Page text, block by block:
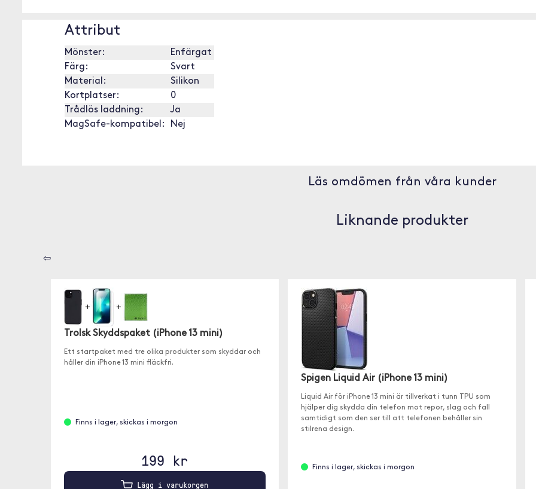
Attribut
Mönster:
Enfärgat
Färg:
Svart
Material:
Silikon
Kortplatser:
0
Trådlös laddning:
Ja
MagSafe-kompatibel:
Nej
Läs omdömen från våra kunder
Liknande produkter
⇦
Trolsk Skyddspaket (iPhone 13 mini)
Ett startpaket med tre olika produkter som skyddar och
håller din iPhone 13 mini fläckfri.
Finns i lager, skickas i morgon
199 kr
Lägg i varukorgen
Spigen Liquid Air (iPhone 13 mini)
Liquid Air för iPhone 13 mini är tillverkat i tunn TPU som
hjälper dig skydda din telefon mot repor, slag och fall
samtidigt som den ser till att telefonen behåller sin
stilrena design.
Finns i lager, skickas i morgon